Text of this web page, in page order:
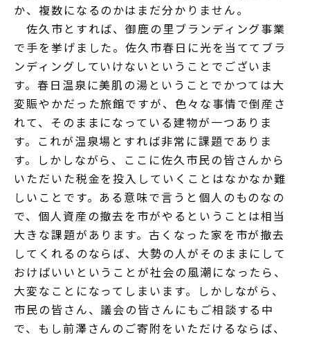
か、複数になるのかはまだ分かりません。
佐久市とすれば、御鹿の里ブランディング事業
で手を挙げました。佐久市春日に光を当ててブラ
ンディングしていけないということでございま
す。春日温泉に美肌の湯ということでかつては大
変賑やかだった旅館ですが、色々な事情で倒産さ
れて、そのままになっている建物が一つありま
す。これが温泉場とすれば非常に課題でありま
す。しかしながら、ここに佐久市民の皆さんから
いただいた税金を投入していくことはなかなか難
しいことです。ある意味で言うと個人のものなの
で、個人資産の撤去を市がやるということは相当
大きな課題があります。古くなった家を市が撤去
してくれるのならば、大勢の人がそのままにして
おけばいいということが社会の風潮になったら、
大変なことになってしまいます。しかしながら、
市民の皆さん、議会の皆さんにもご相談する中
で、もし前澤さんのご寄附をいただけるならば、